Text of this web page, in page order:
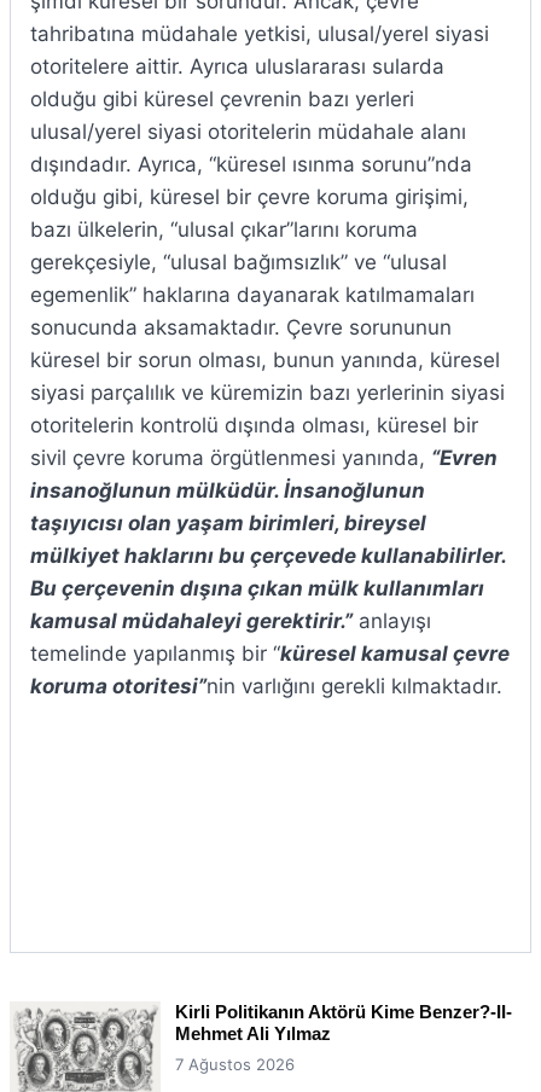
tahribatına müdahale yetkisi, ulusal/yerel siyasi
otoritelere aittir. Ayrıca uluslararası sularda
olduğu gibi küresel çevrenin bazı yerleri
ulusal/yerel siyasi otoritelerin müdahale alanı
dışındadır. Ayrıca, “küresel ısınma sorunu”nda
olduğu gibi, küresel bir çevre koruma girişimi,
bazı ülkelerin, “ulusal çıkar”larını koruma
gerekçesiyle, “ulusal bağımsızlık” ve “ulusal
egemenlik” haklarına dayanarak katılmamaları
sonucunda aksamaktadır. Çevre sorununun
küresel bir sorun olması, bunun yanında, küresel
siyasi parçalılık ve küremizin bazı yerlerinin siyasi
otoritelerin kontrolü dışında olması, küresel bir
sivil çevre koruma örgütlenmesi yanında, “Evren
insanoğlunun mülküdür. İnsanoğlunun
taşıyıcısı olan yaşam birimleri, bireysel
mülkiyet haklarını bu çerçevede kullanabilirler.
Bu çerçevenin dışına çıkan mülk kullanımları
kamusal müdahaleyi gerektirir.”anlayışı
temelinde yapılanmış bir “küresel kamusal çevre
koruma otoritesi”nin varlığını gerekli kılmaktadır.
Kirli Politikanın Aktörü Kime Benzer?-II-
Mehmet Ali Yılmaz
7 Ağustos 2026